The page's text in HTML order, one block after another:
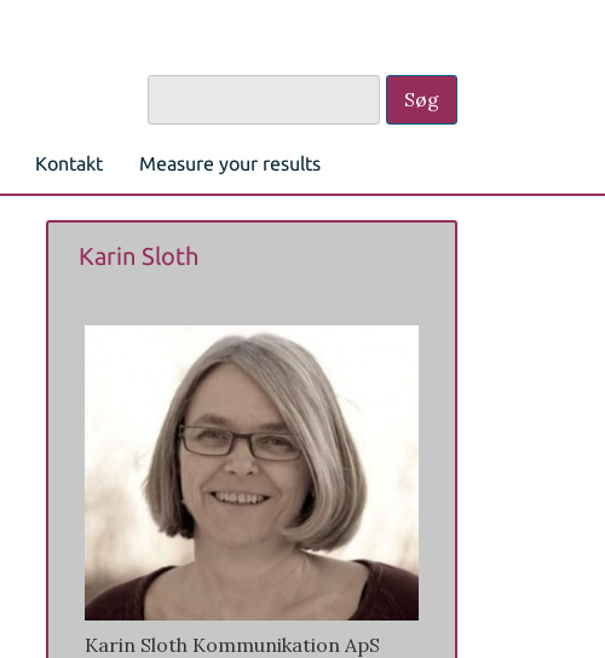
Kontakt Measure your results
Karin Sloth
Karin Sloth Kommunikation ApS